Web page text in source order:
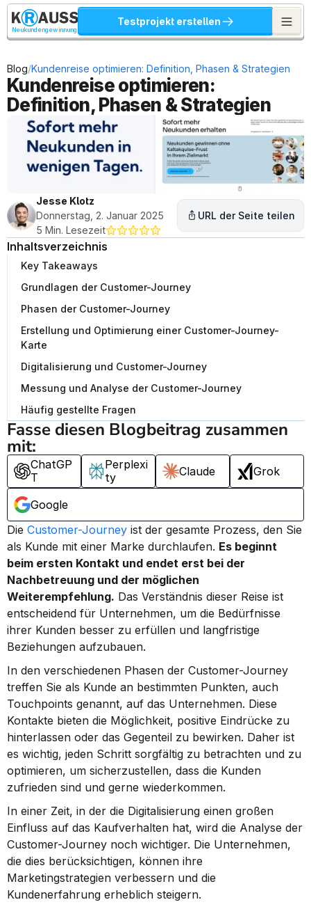
Neukundengewinnung
Testprojekt erstellen
Blog/Kundenreise optimieren: Definition, Phasen & Strategien
Kundenreise optimieren:
Definition, Phasen & Strategien
Jesse Klotz
Donnerstag, 2. Januar 2025
5 Min. Lesezeit
URL der Seite teilen
Inhaltsverzeichnis
Key Takeaways
Grundlagen der Customer-Journey
Phasen der Customer-Journey
Erstellung und Optimierung einer Customer-Journey-
Karte
Digitalisierung und Customer-Journey
Messung und Analyse der Customer-Journey
Häufig gestellte Fragen
Fasse diesen Blogbeitrag zusammen
mit:
ChatGP
T
Perplexi
ty
Claude Grok
Google
Die Customer-Journey ist der gesamte Prozess, den Sie
als Kunde mit einer Marke durchlaufen. Es beginnt
beim ersten Kontakt und endet erst bei der
Nachbetreuung und der möglichen
Weiterempfehlung. Das Verständnis dieser Reise ist
entscheidend für Unternehmen, um die Bedürfnisse
ihrer Kunden besser zu erfüllen und langfristige
Beziehungen aufzubauen.
In den verschiedenen Phasen der Customer-Journey
treffen Sie als Kunde an bestimmten Punkten, auch
Touchpoints genannt, auf das Unternehmen. Diese
Kontakte bieten die Möglichkeit, positive Eindrücke zu
hinterlassen oder das Gegenteil zu bewirken. Daher ist
es wichtig, jeden Schritt sorgfältig zu betrachten und zu
optimieren, um sicherzustellen, dass die Kunden
zufrieden sind und gerne wiederkommen.
In einer Zeit, in der die Digitalisierung einen großen
Einfluss auf das Kaufverhalten hat, wird die Analyse der
Customer-Journey noch wichtiger. Die Unternehmen,
die dies berücksichtigen, können ihre
Marketingstrategien verbessern und die
Kundenerfahrung erheblich steigern.